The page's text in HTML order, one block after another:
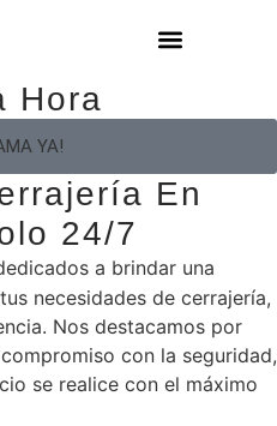
Tranquilidad,
Hora
YA!
En
24/7
a brindar una
necesidades de cerrajería,
Nos destacamos por
con la seguridad,
se realice con el máximo